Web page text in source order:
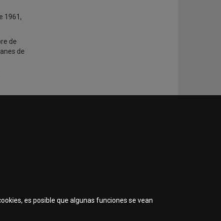
1961,
de
de
Santa
es posible que algunas funciones se vean